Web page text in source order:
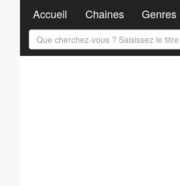
Accueil Chaines Genres